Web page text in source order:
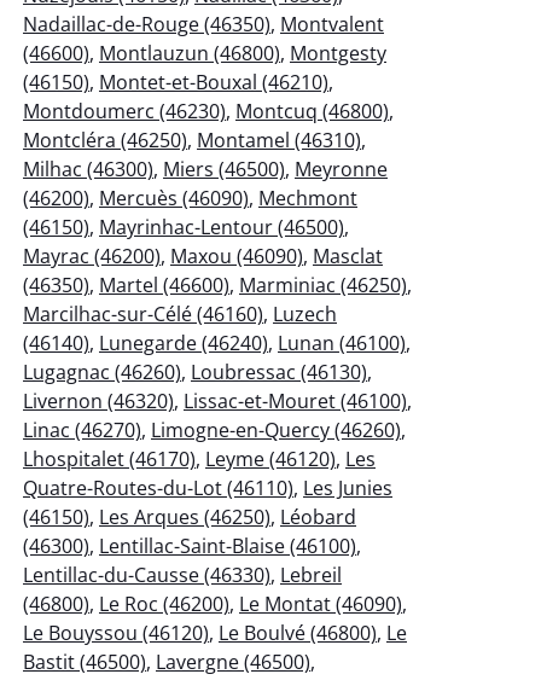
Nadaillac-de-Rouge (46350), Montvalent
(46600), Montlauzun (46800), Montgesty
(46150), Montet-et-Bouxal (46210),
Montdoumerc (46230), Montcuq (46800),
Montcléra (46250), Montamel (46310),
Milhac (46300), Miers (46500), Meyronne
(46200), Mercuès (46090), Mechmont
(46150), Mayrinhac-Lentour (46500),
Mayrac (46200), Maxou (46090), Masclat
(46350), Martel (46600), Marminiac (46250),
Marcilhac-sur-Célé (46160), Luzech
(46140), Lunegarde (46240), Lunan (46100),
Lugagnac (46260), Loubressac (46130),
Livernon (46320), Lissac-et-Mouret (46100),
Linac (46270), Limogne-en-Quercy (46260),
Lhospitalet (46170), Leyme (46120), Les
Quatre-Routes-du-Lot (46110), Les Junies
(46150), Les Arques (46250), Léobard
(46300), Lentillac-Saint-Blaise (46100),
Lentillac-du-Causse (46330), Lebreil
(46800), Le Roc (46200), Le Montat (46090),
Le Bouyssou (46120), Le Boulvé (46800), Le
Bastit (46500), Lavergne (46500),